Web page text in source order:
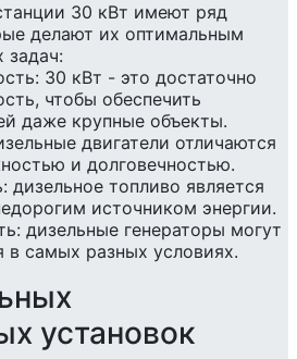
30 кВт имеют ряд
делают их оптимальным
задач:
30 кВт - это достаточно
чтобы обеспечить
даже крупные объекты.
двигатели отличаются
и долговечностью.
дизельное топливо является
источником энергии.
дизельные генераторы могут
в самых разных условиях.
установок